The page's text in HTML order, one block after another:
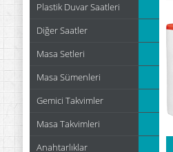
Plastik Duvar Saatleri
Diğer Saatler
Masa Setleri
Masa Sümenleri
Gemici Takvimler
Masa Takvimleri
Anahtarlıklar